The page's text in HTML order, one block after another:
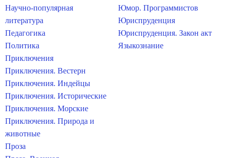
Научно-популярная
литература
Педагогика
Политика
Приключения
Приключения. Вестерн
Приключения. Индейцы
Приключения. Исторические
Приключения. Морские
Приключения. Природа и
животные
Проза
Юмор. Программистов
Юриспруденция
Юриспруденция. Закон акт
Языкознание